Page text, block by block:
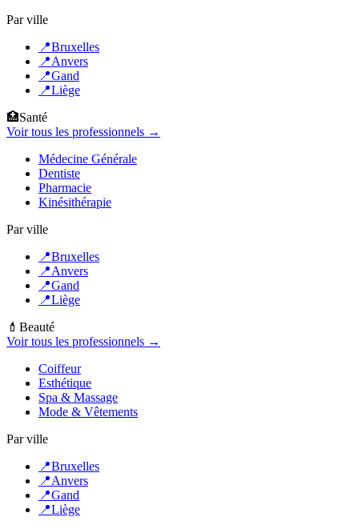
Par ville
📍Bruxelles
📍Anvers
📍Gand
📍Liège
🏥Santé
Voir tous les professionnels →
Médecine Générale
Dentiste
Pharmacie
Kinésithérapie
Par ville
📍Bruxelles
📍Anvers
📍Gand
📍Liège
💄 Beauté
Voir tous les professionnels →
Coiffeur
Esthétique
Spa & Massage
Mode & Vêtements
Par ville
📍Bruxelles
📍Anvers
📍Gand
📍Liège